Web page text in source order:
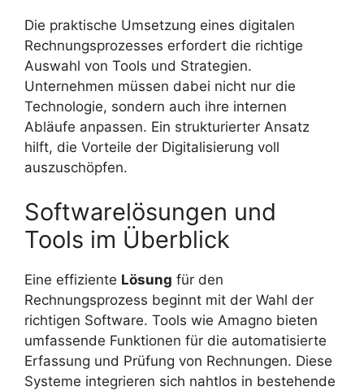
Die praktische Umsetzung eines digitalen
Rechnungsprozesses erfordert die richtige
Auswahl von Tools und Strategien.
Unternehmen müssen dabei nicht nur die
Technologie, sondern auch ihre internen
Abläufe anpassen. Ein strukturierter Ansatz
hilft, die Vorteile der Digitalisierung voll
auszuschöpfen.
Softwarelösungen und
Tools im Überblick
Eine effiziente Lösung für den
Rechnungsprozess beginnt mit der Wahl der
richtigen Software. Tools wie Amagno bieten
umfassende Funktionen für die automatisierte
Erfassung und Prüfung von Rechnungen. Diese
Systeme integrieren sich nahtlos in bestehende